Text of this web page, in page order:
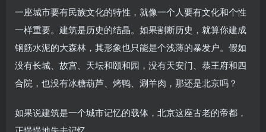
一座城市要有民族文化的特性，就像一个人要有文化和个性
一样重要。建筑是历史的结晶。如果割断历史，就算你建成
钢筋水泥的大森林，其形象也只能是个浅薄的暴发户。假如
没有长城、故宫、天坛和颐和园，没有天安门、恭王府和四
合院，也没有冰糖葫芦、烤鸭、涮羊肉，那还是北京吗？
如果说建筑是一个城市记忆的载体，北京这座古老的帝都，